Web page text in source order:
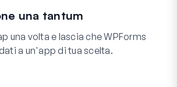
una tantum
una volta e lascia che WPForms
a un'app di tua scelta.